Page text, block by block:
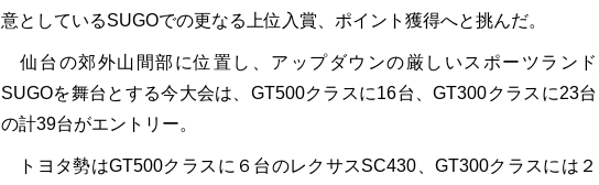
意としているSUGOでの更なる上位入賞、ポイント獲得へと挑んだ。
仙台の郊外山間部に位置し、アップダウンの厳しいスポーツランド
SUGOを舞台とする今大会は、GT500クラスに16台、GT300クラスに23台
の計39台がエントリー。
トヨタ勢はGT500クラスに６台のレクサスSC430、GT300クラスには２